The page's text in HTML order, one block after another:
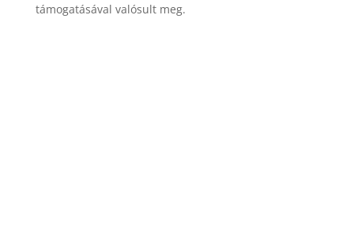
támogatásával valósult meg.